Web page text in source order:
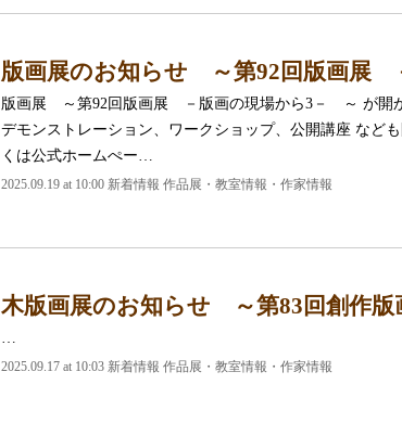
版画展のお知らせ ～第92回版画展
版画展 ～第92回版画展 －版画の現場から3－ ～ が開か
デモンストレーション、ワークショップ、公開講座 など
くは公式ホームぺー…
2025.09.19 at 10:00 新着情報 作品展・教室情報・作家情報
木版画展のお知らせ ～第83回創作版
2025.09.17 at 10:03 新着情報 作品展・教室情報・作家情報